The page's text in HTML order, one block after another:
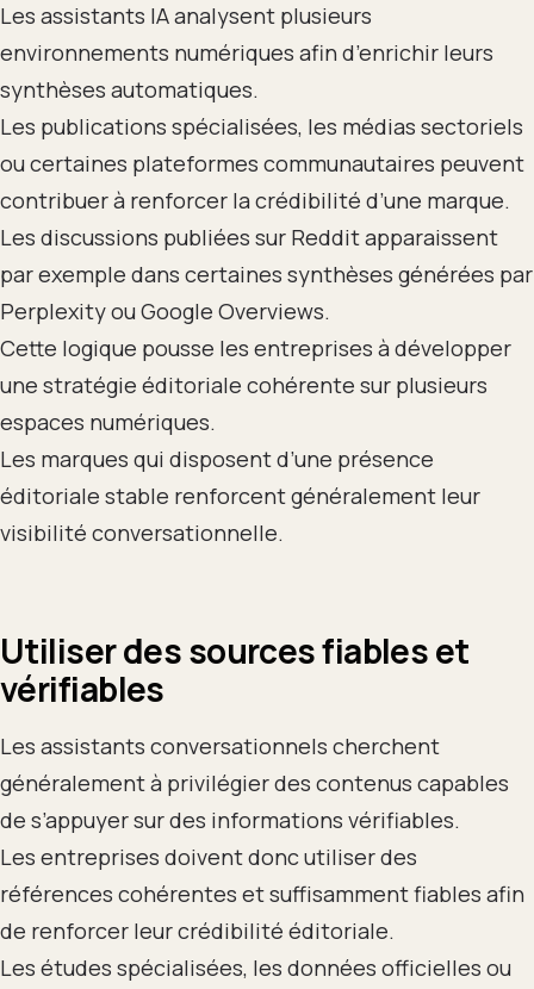
Les assistants IA analysent plusieurs
environnements numériques afin d’enrichir leurs
synthèses automatiques.
Les publications spécialisées, les médias sectoriels
ou certaines plateformes communautaires peuvent
contribuer à renforcer la crédibilité d’une marque.
Les discussions publiées sur Reddit apparaissent
par exemple dans certaines synthèses générées par
Perplexity ou Google Overviews.
Cette logique pousse les entreprises à développer
une stratégie éditoriale cohérente sur plusieurs
espaces numériques.
Les marques qui disposent d’une présence
éditoriale stable renforcent généralement leur
visibilité conversationnelle.
Utiliser des sources fiables et
vérifiables
Les assistants conversationnels cherchent
généralement à privilégier des contenus capables
de s’appuyer sur des informations vérifiables.
Les entreprises doivent donc utiliser des
références cohérentes et suffisamment fiables afin
de renforcer leur crédibilité éditoriale.
Les études spécialisées, les données officielles ou